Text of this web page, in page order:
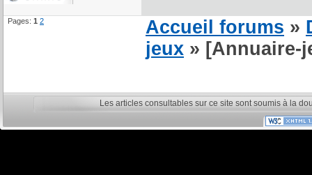
Pages: 1 2 Accueil forums »
jeux » [Annuaire-
Les articles consultables sur ce site sont soumis à la